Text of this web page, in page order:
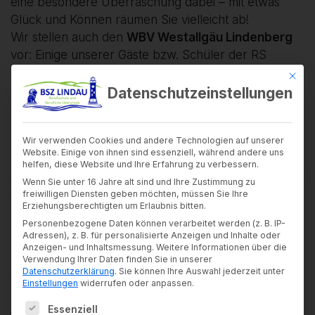
Glück und Können räumen Sie vielleicht ab!
Wir stellen auch den WBV Westallgäu Lindenberg
vor: Einige unserer Gäste bzw. Schüler der RS
Lindenberg kennen bestimmt deren Projekt “Wald-
Klima-Klasse”.
Außerdem laden Sie viele Schüler wie auch
Lehrkräfte an denzahlreichen Infopoints entlang
eines Rundgangs(grüne Pfeile/ rote
Raumnummern) zum Gespräch ein und stellen ihre
Arbeit vor. So können Sie sich vor Ort einen Eindruck
vom aktiven Schul-leben, den Fächern und den
Räumlichkeiten verschaffen, wie sonst selten
möglich.
Über Ihr Kommen würden wir uns sehr freuen!
Antje Schubert, Schulleiterin
Unser Programm (inkl. Raum- bzw. Lageplan) ist
Mit
Datenschutzeinstellungen
Wir verwenden Cookies und andere Technologien auf unserer
Website. Einige von ihnen sind essenziell, während andere uns
helfen, diese Website und Ihre Erfahrung zu verbessern.
Wenn Sie unter 16 Jahre alt sind und Ihre Zustimmung zu
freiwilligen Diensten geben möchten, müssen Sie Ihre
Erziehungsberechtigten um Erlaubnis bitten.
Personenbezogene Daten können verarbeitet werden (z. B. IP-
Adressen), z. B. für personalisierte Anzeigen und Inhalte oder
Anzeigen- und Inhaltsmessung. Weitere Informationen über die
Verwendung Ihrer Daten finden Sie in unserer
Datenschutzerklärung. Sie können Ihre Auswahl jederzeit unter
Einstellungen widerrufen oder anpassen.
Es folgt eine Liste der Service-Gruppen, für die
Essenziell